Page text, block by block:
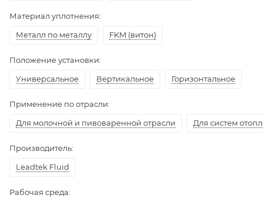
Материал уплотнения:
Металл по металлу
FKM (витон)
Положение установки:
Универсальное
Вертикальное Горизонтальное
Применение по отрасли:
Для молочной и пивоваренной отрасли
Для систем
Производитель:
Leadtek Fluid
Рабочая среда: